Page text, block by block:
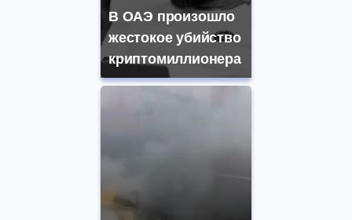
В ОАЭ произошло
жестокое убийство
криптомиллионера